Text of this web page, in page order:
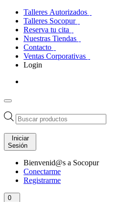
Talleres Autorizados
Talleres Socopur
Reserva tu cita
Nuestras Tiendas
Contacto
Ventas Corporativas
Login
Búsqueda
de
productos
Iniciar
Sesión
Bienvenid@s a Socopur
Conectarme
Registrarme
0